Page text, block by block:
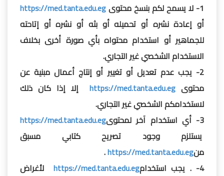
1- لا يسمح لكم بنسخ محتوى
https://med.tanta.edu.eg
أو إعادة نشره أو تحميله أو بثه أو نشره أو إتاحته
للجماهير أو استخدام محتواه بأي صورة أخرى بخلاف
الاستخدام الشخصي غير التجاري.
2- يجب عدم تعديل أو تغيير أو إنتاج أعمال مبنية عن
محتوى https://med.tanta.edu.eg
إلا إذا كان ذلك
لاستخدامكم الشخصي غير التجاري.
3- أي استخدام آخر لمحتوى
https://med.tanta.edu.eg
يستلزم وجود تصريح كتابي مسبق
منhttps://med.tanta.edu.eg
.
4- . يجب استخدام
https://med.tanta.edu.eg
لأغراض